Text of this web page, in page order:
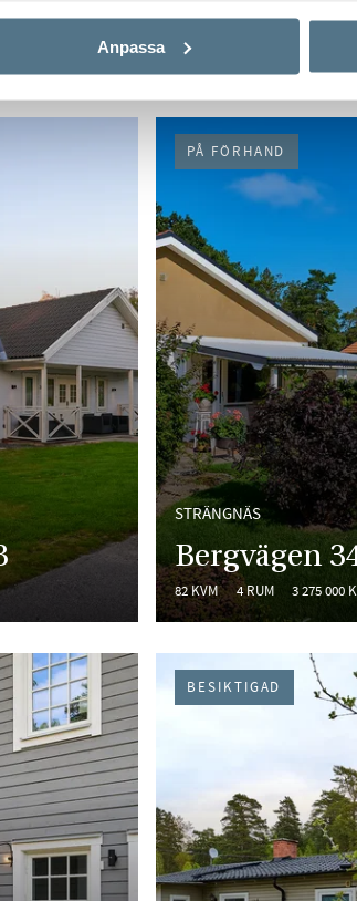
Anpassa
9B
45 KVM
STRÄNGNÄS
Bergvägen
82 KVM 4 RUM 3 275 000
PÅ FÖRHAND
BESIKTIGAD